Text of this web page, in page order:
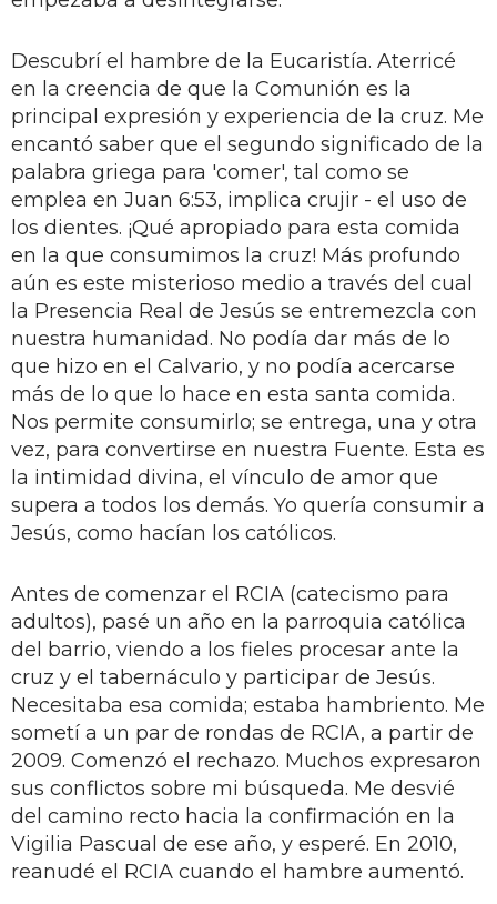
Descubrí el hambre de la Eucaristía. Aterricé
en la creencia de que la Comunión es la
principal expresión y experiencia de la cruz. Me
encantó saber que el segundo significado de la
palabra griega para 'comer', tal como se
emplea en Juan 6:53, implica crujir - el uso de
los dientes. ¡Qué apropiado para esta comida
en la que consumimos la cruz! Más profundo
aún es este misterioso medio a través del cual
la Presencia Real de Jesús se entremezcla con
nuestra humanidad. No podía dar más de lo
que hizo en el Calvario, y no podía acercarse
más de lo que lo hace en esta santa comida.
Nos permite consumirlo; se entrega, una y otra
vez, para convertirse en nuestra Fuente. Esta es
la intimidad divina, el vínculo de amor que
supera a todos los demás. Yo quería consumir a
Jesús, como hacían los católicos.
Antes de comenzar el RCIA (catecismo para
adultos), pasé un año en la parroquia católica
del barrio, viendo a los fieles procesar ante la
cruz y el tabernáculo y participar de Jesús.
Necesitaba esa comida; estaba hambriento. Me
sometí a un par de rondas de RCIA, a partir de
2009. Comenzó el rechazo. Muchos expresaron
sus conflictos sobre mi búsqueda. Me desvié
del camino recto hacia la confirmación en la
Vigilia Pascual de ese año, y esperé. En 2010,
reanudé el RCIA cuando el hambre aumentó.